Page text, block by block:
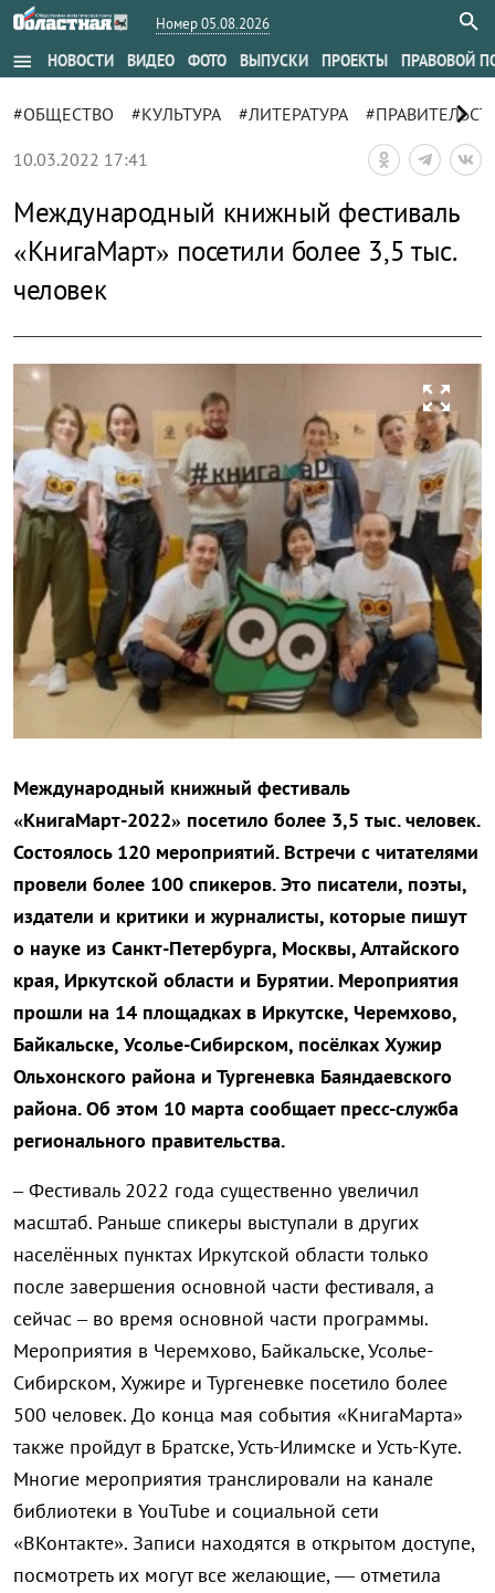
Номер 05.08.2026
menu НОВОСТИ ВИДЕО ФОТО ВЫПУСКИ ПРОЕКТЫ ПРАВОВОЙ
#ОБЩЕСТВО #КУЛЬТУРА #ЛИТЕРАТУРА chevron_right
10.03.2022 17:41
Международный книжный фестиваль
«КнигаМарт» посетили более 3,5 тыс.
человек
zoom_out_map
Международный книжный фестиваль
«КнигаМарт-2022» посетило более 3,5 тыс. человек.
Состоялось 120 мероприятий. Встречи с читателями
провели более 100 спикеров. Это писатели, поэты,
издатели и критики и журналисты, которые пишут
о науке из Санкт-Петербурга, Москвы, Алтайского
края, Иркутской области и Бурятии. Мероприятия
прошли на 14 площадках в Иркутске, Черемхово,
Байкальске, Усолье-Сибирском, посёлках Хужир
Ольхонского района и Тургеневка Баяндаевского
района. Об этом 10 марта сообщает пресс-служба
регионального правительства.
– Фестиваль 2022 года существенно увеличил
масштаб. Раньше спикеры выступали в других
населённых пунктах Иркутской области только
после завершения основной части фестиваля, а
сейчас – во время основной части программы.
Мероприятия в Черемхово, Байкальске, Усолье-
Сибирском, Хужире и Тургеневке посетило более
500 человек. До конца мая события «КнигаМарта»
также пройдут в Братске, Усть-Илимске и Усть-Куте.
Многие мероприятия транслировали на канале
библиотеки в YouTube и социальной сети
«ВКонтакте». Записи находятся в открытом доступе,
посмотреть их могут все желающие, — отметила